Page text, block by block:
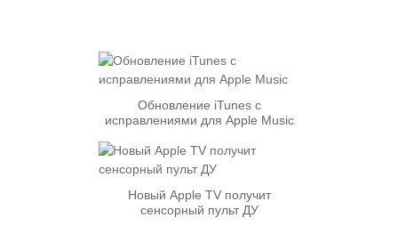
Обновление iTunes с
исправлениями для Apple Music
Новый Apple TV получит
сенсорный пульт ДУ